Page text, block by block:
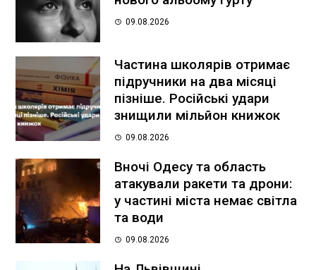
09.08.2026
Частина школярів отримає
підручники на два місяці
пізніше. Російські удари
знищили мільйон книжок
09.08.2026
Вночі Одесу та область
атакували ракети та дрони:
у частині міста немає світла
та води
09.08.2026